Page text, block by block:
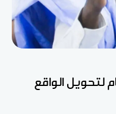
لتحويل الواقع